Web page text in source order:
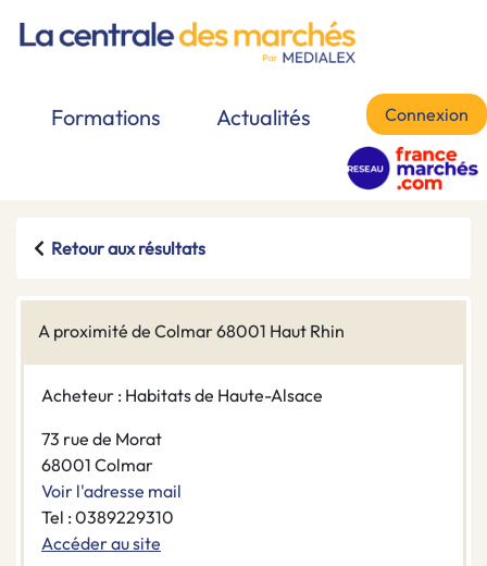
Formations Actualités Connexion
Retour aux résultats
A proximité de Colmar 68001 Haut Rhin
Acheteur : Habitats de Haute-Alsace
73 rue de Morat
68001 Colmar
Voir l'adresse mail
Tel : 0389229310
Accéder au site